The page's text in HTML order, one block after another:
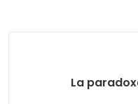
La